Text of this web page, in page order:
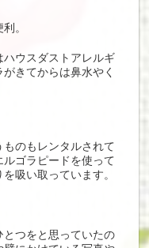
。
ハウスダストアレルギ
きてからは鼻水やく
のもレンタルされて
ゴラピードを使って
吸い取っています。
つをと思っていたの